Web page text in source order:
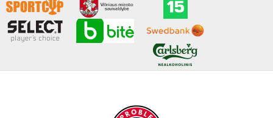
SFL taurė
7x7 CUP